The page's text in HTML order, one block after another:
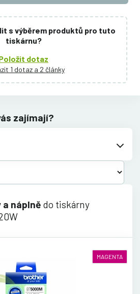
s výběrem produktů pro tuto
tiskárnu?
dotaz
1 dotaz a 2 články
zajímají?
a náplně do tiskárny
MAGENTA